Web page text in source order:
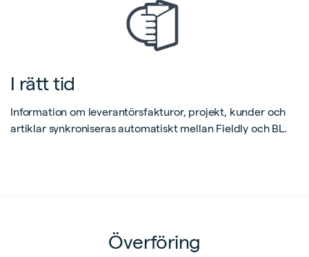
I rätt tid
Information om leverantörsfakturor, projekt, kunder och
artiklar synkroniseras automatiskt mellan Fieldly och BL.
Överföring